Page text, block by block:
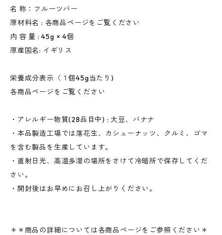
名 称：フルーツバー
原材料名 : 各商品ページをご覧ください
内 容 量 : 45g × 4個
原産国名: イギリス
栄養成分表示（１個45g当たり)
各商品ページをご覧ください
・アレルギー物質(28品目中) : 大豆、バナナ
・本品製造工場では落花生、カシューナッツ、クルミ、ゴマ
を含む製品を生産しています。
・直射日光、高温多湿の場所をさけて冷暗所で保存してくだ
さい。
・開封後はお早めにお召し上がりください。
＊＊商品の詳細については各商品ページをご参照ください＊